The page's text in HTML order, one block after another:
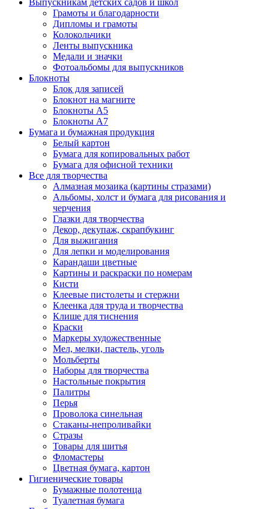
Выпускникам детских садов и школ
Грамоты и благодарности
Дипломы и грамоты
Колокольчики
Ленты выпускника
Медали и значки
Фотоальбомы для выпускников
Блокноты
Блок для записей
Блокнот на магните
Блокноты А5
Блокноты А7
Бумага и бумажная продукция
Белый картон
Бумага для копировальных работ
Бумага для офисной техники
Все для творчества
Алмазная мозаика (картины стразами)
Альбомы, холст и бумага для рисования и
черчения
Глазки для творчества
Декор, декупаж, скрапбукинг
Для выжигания
Для лепки и моделирования
Карандаши цветные
Картины и раскраски по номерам
Кисти
Клеевые пистолеты и стержни
Клеенка для труда и творчества
Клише для тиснения
Краски
Маркеры художественные
Мел, мелки, пастель, уголь
Мольберты
Наборы для творчества
Настольные покрытия
Палитры
Перья
Проволока синельная
Стаканы-непроливайки
Стразы
Товары для шитья
Фломастеры
Цветная бумага, картон
Гигиенические товары
Бумажные полотенца
Туалетная бумага